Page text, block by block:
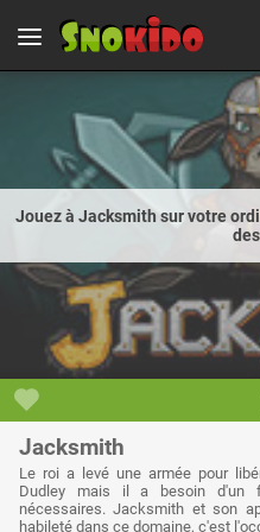
Jouez à Jacksmith sur votre
Jacksmith
Le roi a levé une armée pour
Dudley mais il a besoin d'un
nécessaires. Jacksmith et son
habileté dans ce domaine, c'est